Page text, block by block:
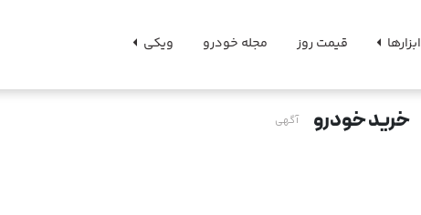
ابزارها قیمت روز مجله خودرو ویکی
خرید خودرو آگهی